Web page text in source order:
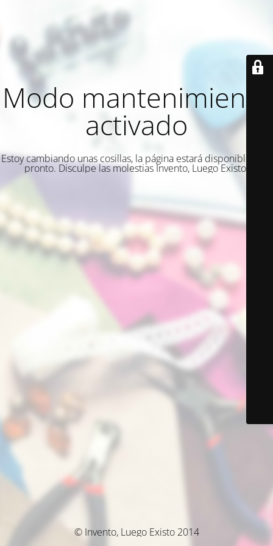
Modo mantenimiento
activado
Estoy cambiando unas cosillas, la página estará disponible muy
pronto. Disculpe las molestias Invento, Luego Existo.
© Invento, Luego Existo 2014